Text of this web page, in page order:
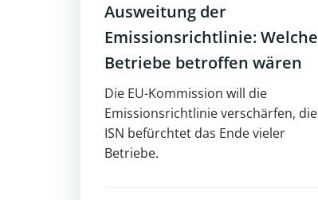
Ausweitung der
Emissionsrichtlinie: Welche
Betriebe betroffen wären
Die EU-Kommission will die
Emissionsrichtlinie verschärfen, die
ISN befürchtet das Ende vieler
Betriebe.